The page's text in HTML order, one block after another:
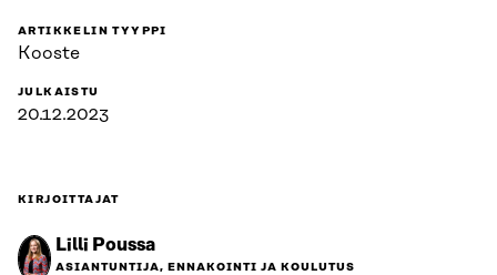
ARTIKKELIN TYYPPI
Kooste
JULKAISTU
20.12.2023
KIRJOITTAJAT
Lilli Poussa
ASIANTUNTIJA, ENNAKOINTI JA KOULUTUS